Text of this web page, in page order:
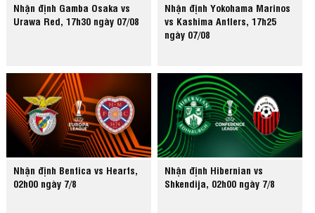
Nhận định Gamba Osaka vs
Urawa Red, 17h30 ngày 07/08
Nhận định Yokohama Marinos
vs Kashima Antlers, 17h25
ngày 07/08
Nhận định Benfica vs Hearts,
02h00 ngày 7/8
Nhận định Hibernian vs
Shkendija, 02h00 ngày 7/8